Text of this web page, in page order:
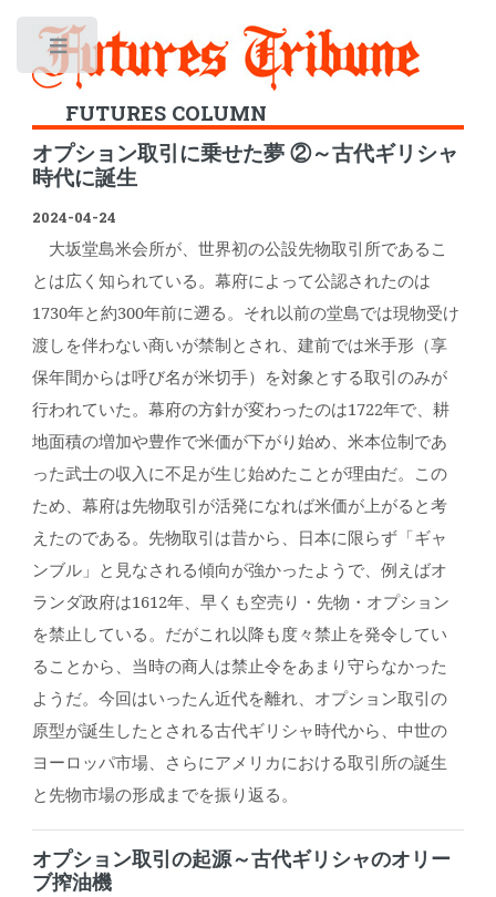
FUTURES COLUMN
オプション取引に乗せた夢 ②～古代ギリシャ
時代に誕生
2024-04-24
大坂堂島米会所が、世界初の公設先物取引所であるこ
とは広く知られている。幕府によって公認されたのは
1730年と約300年前に遡る。それ以前の堂島では現物受け
渡しを伴わない商いが禁制とされ、建前では米手形（享
保年間からは呼び名が米切手）を対象とする取引のみが
行われていた。幕府の方針が変わったのは1722年で、耕
地面積の増加や豊作で米価が下がり始め、米本位制であ
った武士の収入に不足が生じ始めたことが理由だ。この
ため、幕府は先物取引が活発になれば米価が上がると考
えたのである。先物取引は昔から、日本に限らず「ギャ
ンブル」と見なされる傾向が強かったようで、例えばオ
ランダ政府は1612年、早くも空売り・先物・オプション
を禁止している。だがこれ以降も度々禁止を発令してい
ることから、当時の商人は禁止令をあまり守らなかった
ようだ。今回はいったん近代を離れ、オプション取引の
原型が誕生したとされる古代ギリシャ時代から、中世の
ヨーロッパ市場、さらにアメリカにおける取引所の誕生
と先物市場の形成までを振り返る。
オプション取引の起源～古代ギリシャのオリー
ブ搾油機
Toggle